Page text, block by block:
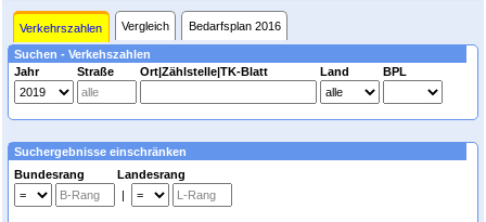
Verkehrszahlen Vergleich Bedarfsplan 2016
Suchen - Verkehszahlen
Jahr
Straße Ort|Zählstelle|TK-Blatt Land BPL
Suchergebnisse einschränken
Bundesrang Landesrang
|